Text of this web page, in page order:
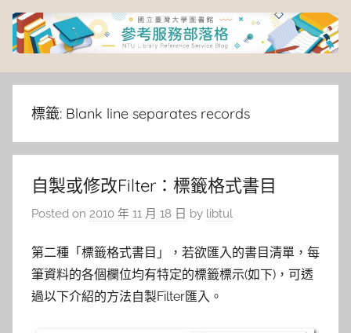
Skip
content
臺
灣
大
學
圖
書
館
標籤: Blank line separates records
自製或修改Filter：標籤格式書目
Posted on 2010 年 11 月 18 日 by libtul
第二種「標籤格式書目」，若欲匯入的書目清單，每
筆資料的各個欄位均有特定的標籤標示(如下)，可透
過以下介紹的方法自製Filter匯入。